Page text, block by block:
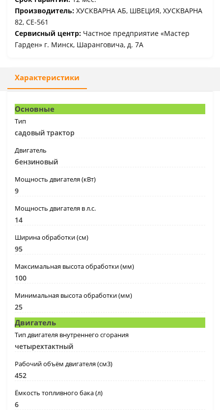
Производитель: ХУСКВАРНА АБ, ШВЕЦИЯ, ХУСКВАРНА
82, СЕ-561
Сервисный центр: Частное предприятие «Мастер
Гарден» г. Минск, Шаранговича, д. 7А
Характеристики
Основные
Тип
садовый трактор
Двигатель
бензиновый
Мощность двигателя (кВт)
9
Мощность двигателя в л.с.
14
Ширина обработки (см)
95
Максимальная высота обработки (мм)
100
Минимальная высота обработки (мм)
25
Двигатель
Тип двигателя внутреннего сгорания
четырехтактный
Рабочий объём двигателя (см3)
452
Ёмкость топливного бака (л)
6